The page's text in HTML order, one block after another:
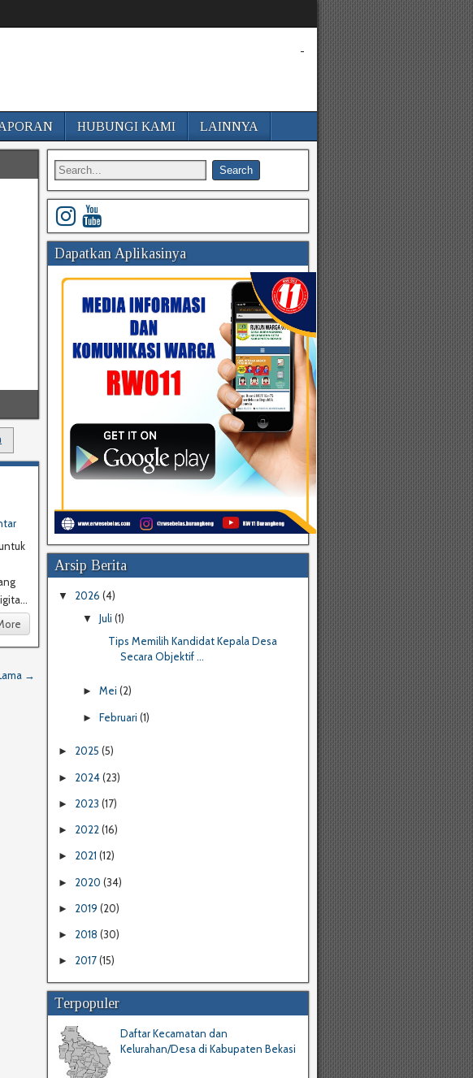
-
HUBUNGI KAMI LAINNYA
→
Dapatkan Aplikasinya
Arsip Berita
▼ 2026 (4)
▼ Juli(1)
Tips Memilih Kandidat Kepala Desa
Secara Objektif ...
►Mei(2)
► Februari(1)
► 2025 (5)
► 2024(23)
► 2023 (17)
► 2022 (16)
► 2021 (12)
► 2020 (34)
► 2019 (20)
► 2018 (30)
► 2017(15)
Terpopuler
Daftar Kecamatan dan
Kelurahan/Desa di Kabupaten Bekasi